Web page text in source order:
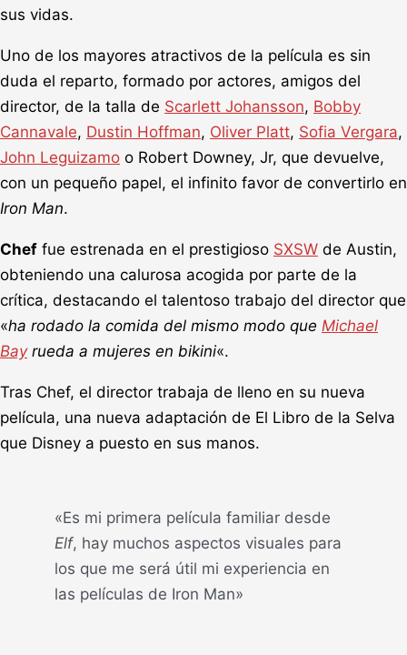
sus vidas.
Uno de los mayores atractivos de la película es sin
duda el reparto, formado por actores, amigos del
director, de la talla de Scarlett Johansson, Bobby
Cannavale, Dustin Hoffman, Oliver Platt, Sofia Vergara,
John Leguizamo o Robert Downey, Jr, que devuelve,
con un pequeño papel, el infinito favor de convertirlo en
Iron Man.
Chef fue estrenada en el prestigioso SXSW de Austin,
obteniendo una calurosa acogida por parte de la
crítica, destacando el talentoso trabajo del director que
«ha rodado la comida del mismo modo que Michael
Bayrueda a mujeres en bikini«.
Tras Chef, el director trabaja de lleno en su nueva
película, una nueva adaptación de El Libro de la Selva
que Disney a puesto en sus manos.
«Es mi primera película familiar desde
Elf, hay muchos aspectos visuales para
los que me será útil mi experiencia en
las películas de Iron Man»